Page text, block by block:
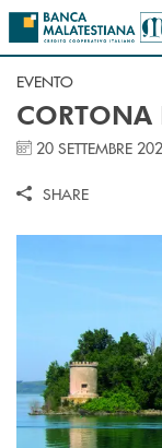
Salta al contenuto
EVENTO
CORTONA
20 SETTEMBRE
SHARE